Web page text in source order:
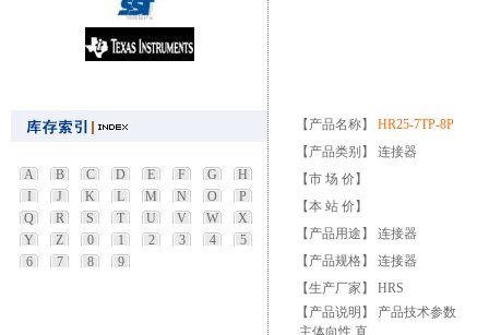
A B C D E F G
H
I
J K L M N O
P
Q
R S T U V W
X
Y
Z 0 1 2 3 4
5
6
7 8 9
【产品名称】 HR25-7TP-8P
【产品类别】 连接器
【市 场 价】
【本 站 价】
【产品用途】 连接器
【产品规格】 连接器
【生产厂家】 HRS
【产品说明】 产品技术参数
主体向性 直